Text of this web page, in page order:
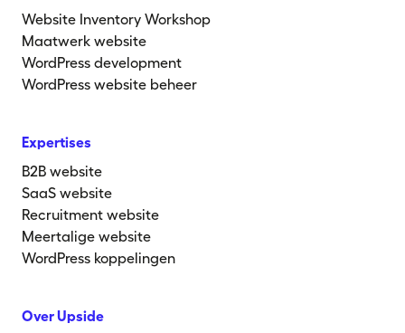
Website Inventory Workshop
Maatwerk website
WordPress development
WordPress website beheer
Expertises
B2B website
SaaS website
Recruitment website
Meertalige website
WordPress koppelingen
Over Upside